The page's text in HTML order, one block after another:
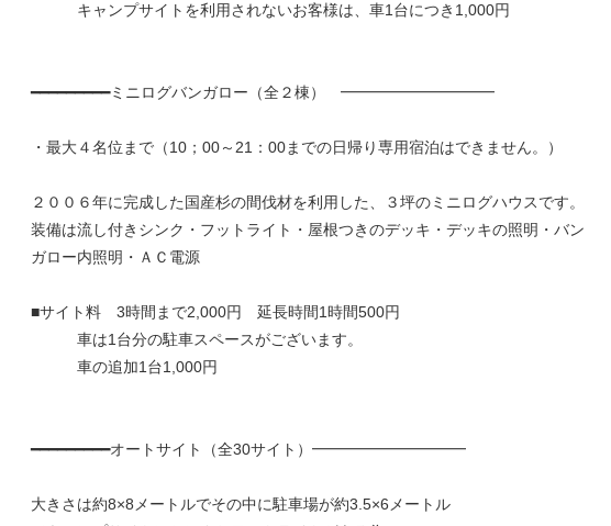
キャンプサイトを利用されないお客様は、車1台につき1,000円
━━━━━━━━━ミニログバンガロー（全２棟） ━━━━━━━━━━
・最大４名位まで（10；00～21：00までの日帰り専用宿泊はできません。）
２００６年に完成した国産杉の間伐材を利用した、３坪のミニログハウスです。
装備は流し付きシンク・フットライト・屋根つきのデッキ・デッキの照明・バン
ガロー内照明・ＡＣ電源
■サイト料 3時間まで2,000円 延長時間1時間500円
車は1台分の駐車スペースがございます。
車の追加1台1,000円
━━━━━━━━━オートサイト（全30サイト）━━━━━━━━━━
大きさは約8×8メートルでその中に駐車場が約3.5×6メートル